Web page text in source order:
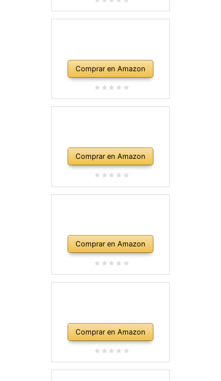
Comprar en Amazon
Comprar en Amazon
Comprar en Amazon
Comprar en Amazon